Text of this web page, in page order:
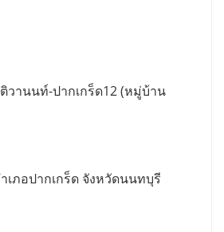
วานนท์-ปากเกร็ด12 (หมู่บ้าน
ภอปากเกร็ด จังหวัดนนทบุรี